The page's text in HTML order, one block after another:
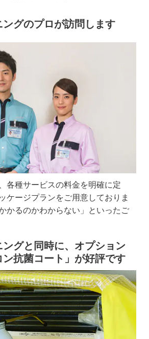
ングのプロが訪問します
各種サービスの料金を明確に定
ケージプランをご用意しておりま
かるのかわからない」といったご
ングと同時に、オプション
ン抗菌コート」が好評です